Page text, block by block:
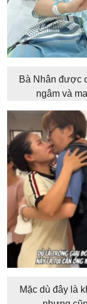
Bà Nhân được
ngâm và
Mặc dù đây là